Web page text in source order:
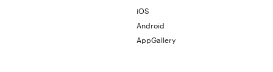
iOS
Android
AppGallery